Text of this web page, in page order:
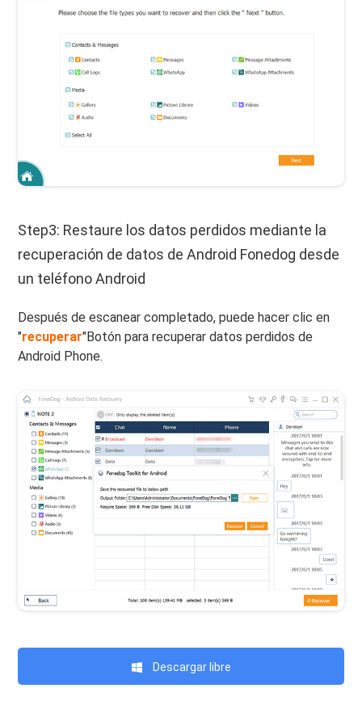
Step3: Restaure los datos perdidos mediante la
recuperación de datos de Android Fonedog desde
un teléfono Android
Después de escanear completado, puede hacer clic en
"recuperar"Botón para recuperar datos perdidos de
Android Phone.
Descargar libre